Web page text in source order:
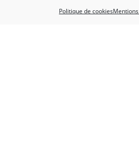
Politique de cookies